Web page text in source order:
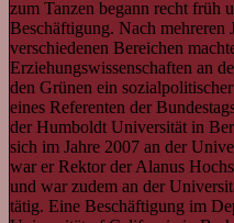
zum Tanzen begann recht früh
Beschäftigung. Nach mehreren
verschiedenen Bereichen
Erziehungswissenschaften an
den Grünen ein
eines Referenten der
der Humboldt Universität in
sich im Jahre 2007 an der
war er Rektor der Alanus
und war zudem an der
tätig. Eine Beschäftigung im